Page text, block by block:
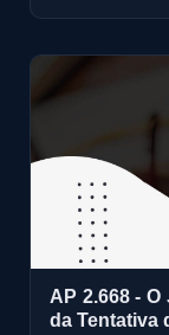
AP 2.668 -
da Tentativa